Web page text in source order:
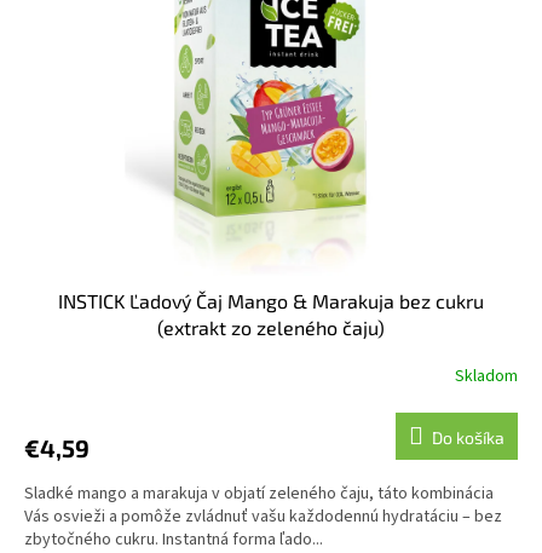
INSTICK Ľadový Čaj Mango & Marakuja bez cukru
(extrakt zo zeleného čaju)
Skladom
€4,59 Do košíka
Sladké mango a marakuja v objatí zeleného čaju, táto kombinácia
Vás osvieži a pomôže zvládnuť vašu každodennú hydratáciu – bez
zbytočného cukru. Instantná forma ľado...